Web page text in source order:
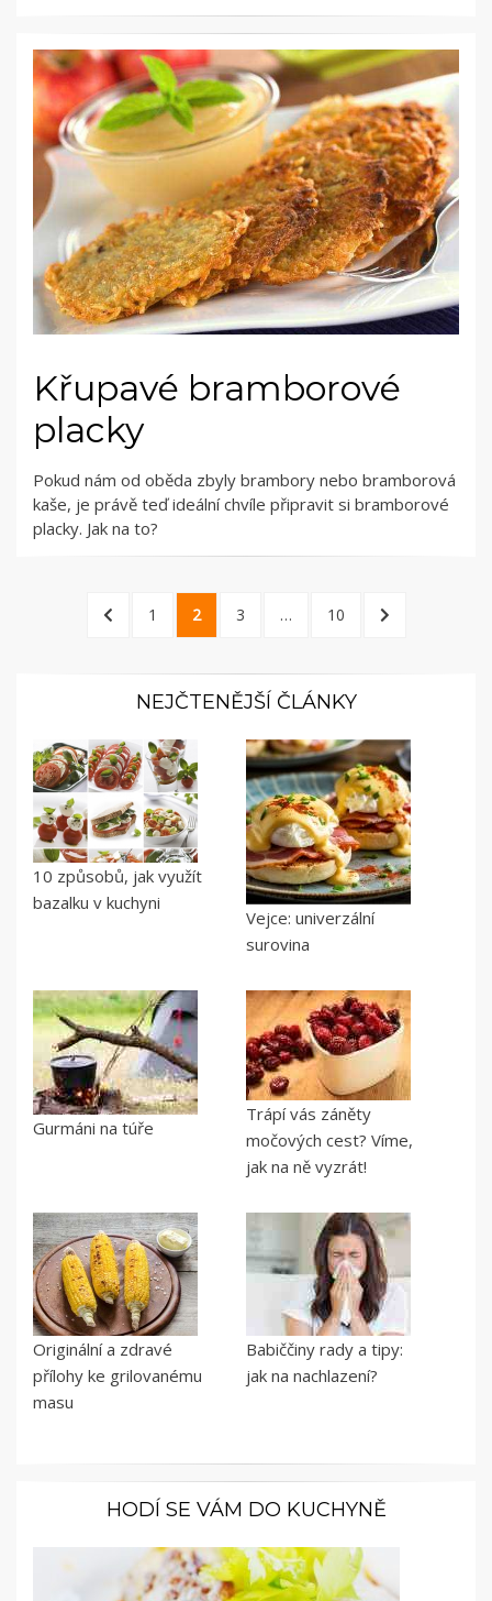
Křupavé bramborové
placky
Pokud nám od oběda zbyly brambory nebo bramborová
kaše, je právě teď ideální chvíle připravit si bramborové
placky. Jak na to?
Stránkování
PREVIOUS
PAGE
1 PAGE
2 PAGE
3 … PAGE
10
NEXT
NEJČTENĚJŠÍ ČLÁNKY
10 způsobů, jak využít
bazalku v kuchyni
Vejce: univerzální
surovina
Gurmáni na túře
Trápí vás záněty
močových cest? Víme,
jak na ně vyzrát!
Originální a zdravé
přílohy ke grilovanému
masu
Babiččiny rady a tipy:
jak na nachlazení?
HODÍ SE VÁM DO KUCHYNĚ